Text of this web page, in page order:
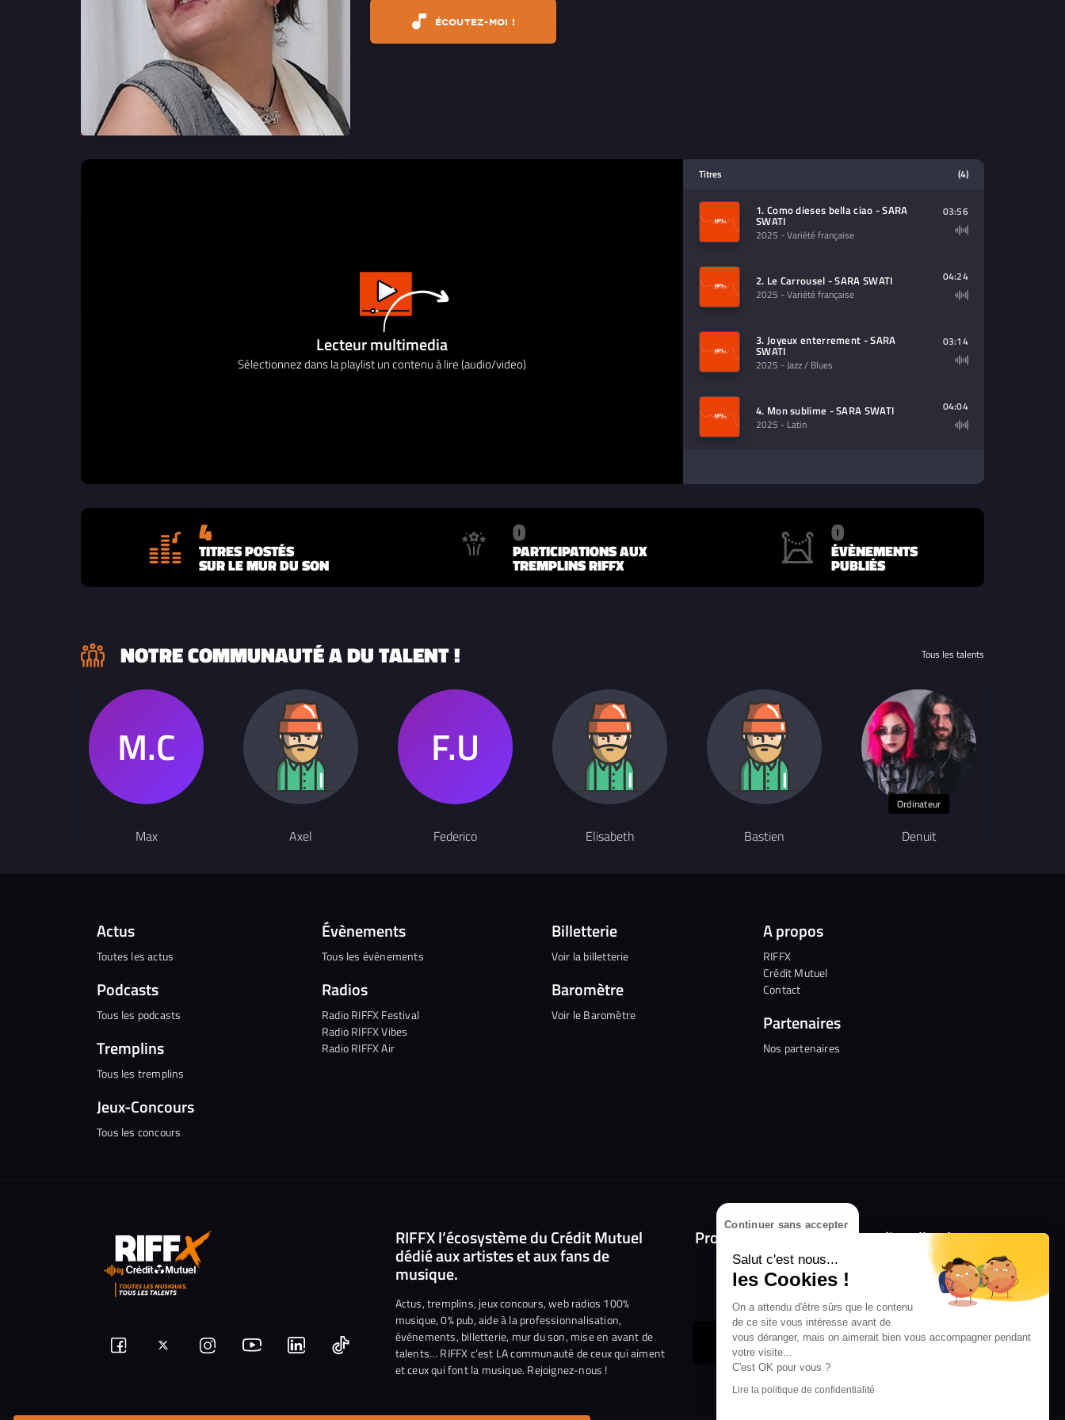
Continuer sans accepter
Salut c'est nous...
les Cookies !
On a attendu d'être sûrs que le contenu
de ce site vous intéresse avant de
vous déranger, mais on aimerait bien vous accompagner pendant
votre visite...
C'est OK pour vous ?
Lire la politique de confidentialité
ÉCOUTEZ-MOI !
Lecteur multimedia
Sélectionnez dans la playlist un contenu à lire (audio/video)
Titres (4)
1. Como dieses bella ciao - SARA
SWATI
2025 - Variété française
03:56
2. Le Carrousel - SARA SWATI
2025 - Variété française
04:24
3. Joyeux enterrement - SARA
SWATI
2025 - Jazz / Blues
03:14
4. Mon sublime - SARA SWATI
2025 - Latin
04:04
4
TITRES POSTÉS
SUR LE MUR DU SON
0
PARTICIPATIONS AUX
TREMPLINS RIFFX
0
ÉVÈNEMENTS
PUBLIÉS
NOTRE COMMUNAUTÉ A DU TALENT ! Tous les talents
Max Axel Federico Elisabeth Bastien
Ordinateur
Denuit
Actus
Toutes les actus
Podcasts
Tous les podcasts
Tremplins
Tous les tremplins
Jeux-Concours
Tous les concours
Évènements
Tous les évènements
Radios
Radio RIFFX Festival
Radio RIFFX Vibes
Radio RIFFX Air
Billetterie
Voir la billetterie
Baromètre
Voir le Baromètre
A propos
RIFFX
Crédit Mutuel
Contact
Partenaires
Nos partenaires
Suivez-Suivez-
sur
Nous
Nous
sur
Nous Nous
sur
RIFFX l’écosystème du Crédit Mutuel
dédié aux artistes et aux fans de
musique.
Actus, tremplins, jeux concours, web radios 100%
musique, 0% pub, aide à la professionnalisation,
événements, billetterie, mur du son, mise en avant de
talents… RIFFX c’est LA communauté de ceux qui aiment
et ceux qui font la musique. Rejoignez-nous !
Prolongez l'expérience avec l'application
RIFFX !
Disponible sur l'App Store et Google Play